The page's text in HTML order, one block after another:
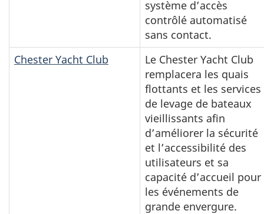
système d’accès
contrôlé automatisé
sans contact.
Chester Yacht Club
Le Chester Yacht Club
remplacera les quais
flottants et les services
de levage de bateaux
vieillissants afin
d’améliorer la sécurité
et l’accessibilité des
utilisateurs et sa
capacité d’accueil pour
les événements de
grande envergure.